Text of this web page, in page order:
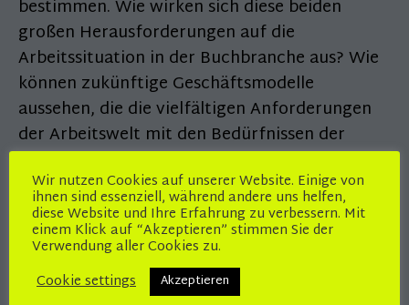
bestimmen. Wie wirken sich diese beiden
großen Herausforderungen auf die
Arbeitssituation in der Buchbranche aus? Wie
können zukünftige Geschäftsmodelle
aussehen, die die vielfältigen Anforderungen
der Arbeitswelt mit den Bedürfnissen der
Menschen, die darin arbeiten, verbinden?
Können neue Kommunikationswerkzeuge und
Netzwerke dabei helfen? Und wie flexibel kann
der stationäre Handel werden? Das sind die
Leitfragen, die im offenen Austausch unter
den Teilnehmenden des Workshops diskutiert
Wir nutzen Cookies auf unserer Website. Einige von
ihnen sind essenziell, während andere uns helfen,
diese Website und Ihre Erfahrung zu verbessern. Mit
einem Klick auf “Akzeptieren” stimmen Sie der
Verwendung aller Cookies zu.
Cookie settings
Akzeptieren